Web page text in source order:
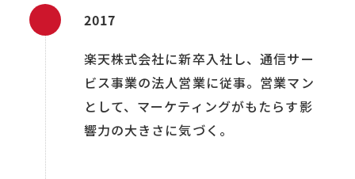
2017
楽天株式会社に新卒入社し、通信サー
ビス事業の法人営業に従事。営業マン
として、マーケティングがもたらす影
響力の大きさに気づく。